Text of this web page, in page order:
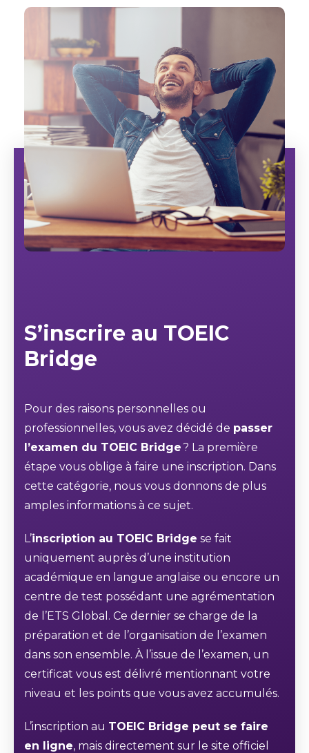
S’inscrire au TOEIC
Bridge
Pour des raisons personnelles ou
professionnelles, vous avez décidé de passer
l’examen du TOEIC Bridge? La première
étape vous oblige à faire une inscription. Dans
cette catégorie, nous vous donnons de plus
amples informations à ce sujet.
L’inscription au TOEIC Bridge se fait
uniquement auprès d’une institution
académique en langue anglaise ou encore un
centre de test possédant une agrémentation
de l’ETS Global. Ce dernier se charge de la
préparation et de l’organisation de l’examen
dans son ensemble. À l’issue de l’examen, un
certificat vous est délivré mentionnant votre
niveau et les points que vous avez accumulés.
L’inscription au TOEIC Bridge peut se faire
en ligne, mais directement sur le site officiel